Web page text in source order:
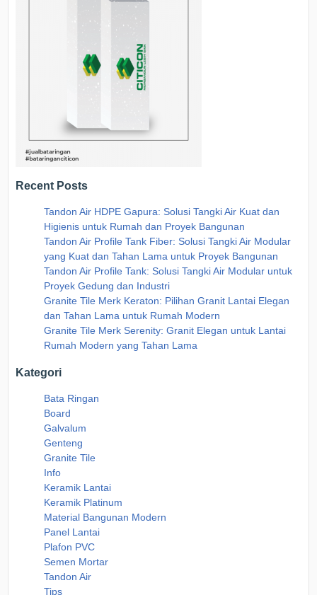
Recent Posts
Tandon Air HDPE Gapura: Solusi Tangki Air Kuat dan
Higienis untuk Rumah dan Proyek Bangunan
Tandon Air Profile Tank Fiber: Solusi Tangki Air Modular
yang Kuat dan Tahan Lama untuk Proyek Bangunan
Tandon Air Profile Tank: Solusi Tangki Air Modular untuk
Proyek Gedung dan Industri
Granite Tile Merk Keraton: Pilihan Granit Lantai Elegan
dan Tahan Lama untuk Rumah Modern
Granite Tile Merk Serenity: Granit Elegan untuk Lantai
Rumah Modern yang Tahan Lama
Kategori
Bata Ringan
Board
Galvalum
Genteng
Granite Tile
Info
Keramik Lantai
Keramik Platinum
Material Bangunan Modern
Panel Lantai
Plafon PVC
Semen Mortar
Tandon Air
Tips